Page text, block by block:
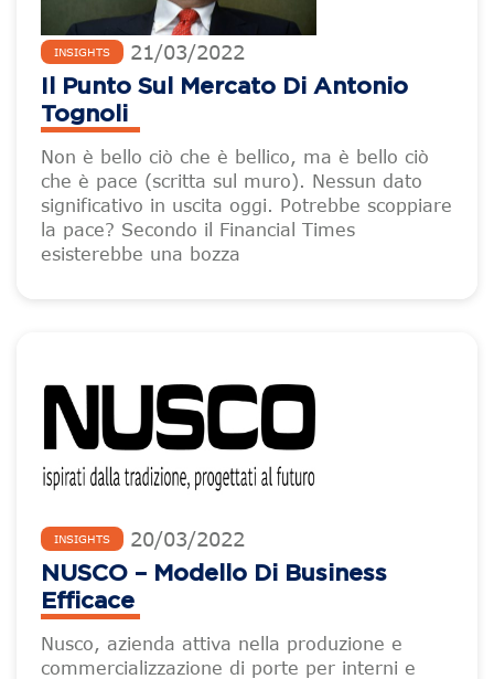
INSIGHTS 21/03/2022
Il Punto Sul Mercato Di Antonio
Tognoli
Non è bello ciò che è bellico, ma è bello ciò
che è pace (scritta sul muro). Nessun dato
significativo in uscita oggi. Potrebbe scoppiare
la pace? Secondo il Financial Times
esisterebbe una bozza
INSIGHTS 20/03/2022
NUSCO – Modello Di Business
Efficace
Nusco, azienda attiva nella produzione e
commercializzazione di porte per interni e